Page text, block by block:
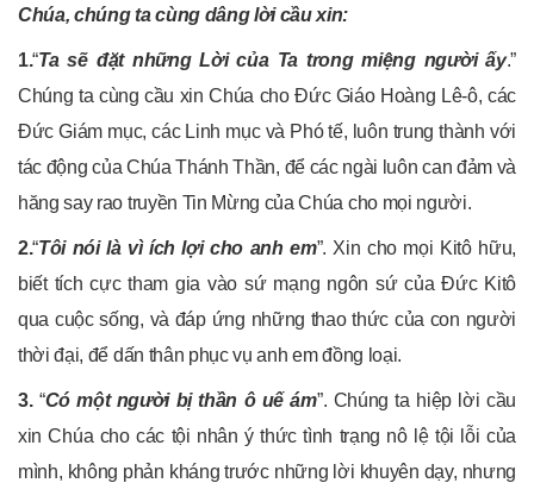
Chúa, chúng ta cùng dâng lời cầu xin:
1.“Ta sẽ đặt những Lời của Ta trong miệng người ấy.”
Chúng ta cùng cầu xin Chúa cho Đức Giáo Hoàng Lê-ô, các
Đức Giám mục, các Linh mục và Phó tế, luôn trung thành với
tác động của Chúa Thánh Thần, để các ngài luôn can đảm và
hăng say rao truyền Tin Mừng của Chúa cho mọi người.
2.“Tôi nói là vì ích lợi cho anh em”. Xin cho mọi Kitô hữu,
biết tích cực tham gia vào sứ mạng ngôn sứ của Đức Kitô
qua cuộc sống, và đáp ứng những thao thức của con người
thời đại, để dấn thân phục vụ anh em đồng loại.
3.“Có một người bị thần ô uế ám”. Chúng ta hiệp lời cầu
xin Chúa cho các tội nhân ý thức tình trạng nô lệ tội lỗi của
mình, không phản kháng trước những lời khuyên dạy, nhưng